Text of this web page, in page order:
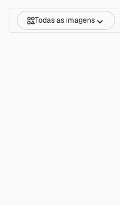
Todas as imagens